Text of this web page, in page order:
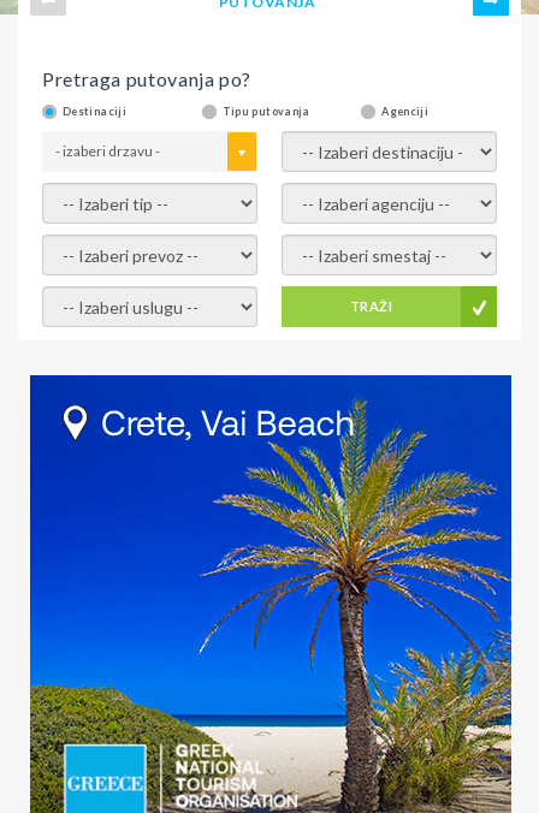
Pretraga putovanja po?
Destinaciji Tipu putovanja Agenciji
- izaberi drzavu - - izaberi destinaciju -
- izaberi tip - - izaberi agenciju -
- izaberi prevoz - - Izaberite smestaj -
- Izaberite uslugu - TRAŽI